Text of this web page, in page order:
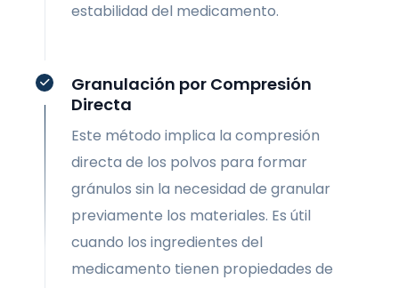
estabilidad del medicamento.
Granulación por Compresión
Directa
Este método implica la compresión
directa de los polvos para formar
gránulos sin la necesidad de granular
previamente los materiales. Es útil
cuando los ingredientes del
medicamento tienen propiedades de